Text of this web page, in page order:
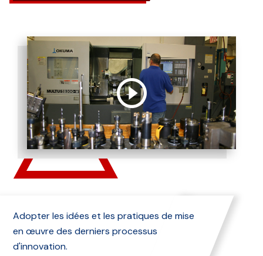
Adopter les idées et les pratiques de mise
en œuvre des derniers processus
d'innovation.